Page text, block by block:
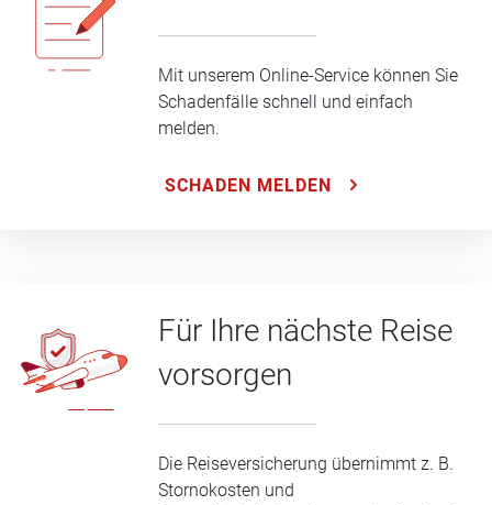
Mit unserem Online-Service können Sie
Schadenfälle schnell und einfach
melden.
SCHADEN MELDEN
Für Ihre nächste Reise
vorsorgen
Die Reiseversicherung übernimmt z. B.
Stornokosten und